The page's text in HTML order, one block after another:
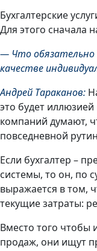
Бухгалтерские
Для этого сначала
— Что обязательно
качестве
Андрей Тараканов:
это будет
компаний думают,
повседневной
Если бухгалтер –
системы, то он, по
выражается в том,
текущие затраты:
Вместо того чтобы
продаж, они ищут